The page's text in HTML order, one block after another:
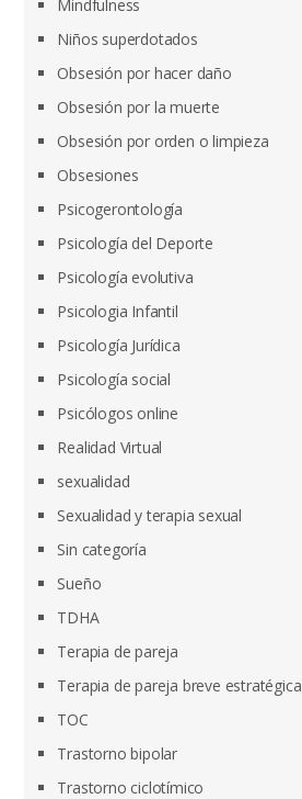
Mindfulness
Niños superdotados
Obsesión por hacer daño
Obsesión por la muerte
Obsesión por orden o limpieza
Obsesiones
Psicogerontología
Psicología del Deporte
Psicología evolutiva
Psicologia Infantil
Psicología Jurídica
Psicología social
Psicólogos online
Realidad Virtual
sexualidad
Sexualidad y terapia sexual
Sin categoría
Sueño
TDHA
Terapia de pareja
Terapia de pareja breve estratégica
TOC
Trastorno bipolar
Trastorno ciclotímico